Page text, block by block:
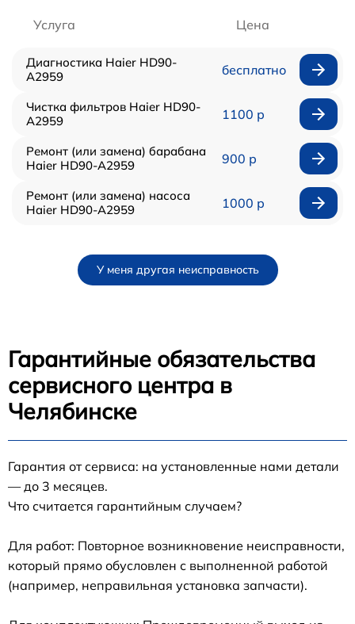
Услуга Цена
Диагностика Haier HD90-
A2959
бесплатно
Чистка фильтров Haier HD90-
A2959
1100 р
Ремонт (или замена) барабана
Haier HD90-A2959
900 р
Ремонт (или замена) насоса
Haier HD90-A2959
1000 р
У меня другая неисправность
Гарантийные обязательства
сервисного центра в
Челябинске
Гарантия от сервиса: на установленные нами детали
— до 3 месяцев.
Что считается гарантийным случаем?
Для работ: Повторное возникновение неисправности,
который прямо обусловлен с выполненной работой
(например, неправильная установка запчасти).